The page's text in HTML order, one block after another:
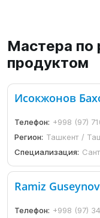
Мастера по
продуктом
Исокжонов
Телефон: +998 (97)
Регион: Ташкент /
Специализация:
Ramiz Guseynov
Телефон: +998 (97)